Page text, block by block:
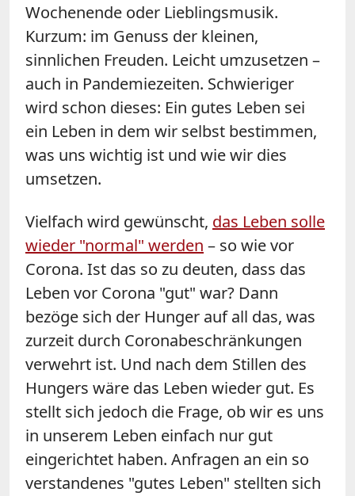
Wochenende oder Lieblingsmusik.
Kurzum: im Genuss der kleinen,
sinnlichen Freuden. Leicht umzusetzen –
auch in Pandemiezeiten. Schwieriger
wird schon dieses: Ein gutes Leben sei
ein Leben in dem wir selbst bestimmen,
was uns wichtig ist und wie wir dies
umsetzen.
Vielfach wird gewünscht, das Leben solle
wieder "normal" werden – so wie vor
Corona. Ist das so zu deuten, dass das
Leben vor Corona "gut" war? Dann
bezöge sich der Hunger auf all das, was
zurzeit durch Coronabeschränkungen
verwehrt ist. Und nach dem Stillen des
Hungers wäre das Leben wieder gut. Es
stellt sich jedoch die Frage, ob wir es uns
in unserem Leben einfach nur gut
eingerichtet haben. Anfragen an ein so
verstandenes "gutes Leben" stellten sich